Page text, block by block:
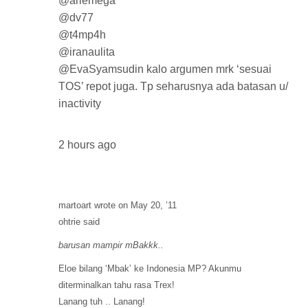
@dv77
@t4mp4h
@iranaulita
@EvaSyamsudin kalo argumen mrk ‘sesuai
TOS’ repot juga. Tp seharusnya ada batasan u/
inactivity
2 hours ago
martoart wrote on May 20, ’11
ohtrie said
barusan mampir mBakkk..
Eloe bilang ‘Mbak’ ke Indonesia MP? Akunmu
diterminalkan tahu rasa Trex!
Lanang tuh .. Lanang!